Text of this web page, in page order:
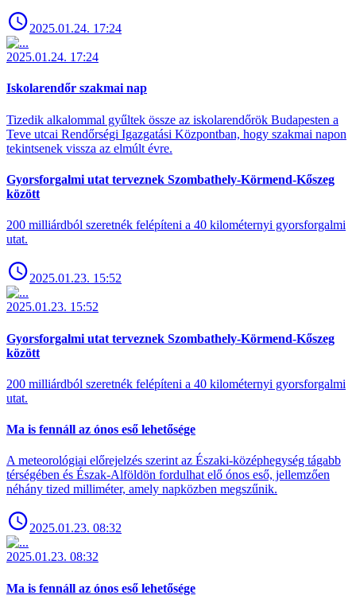
2025.01.24. 17:24
2025.01.24. 17:24
Iskolarendőr szakmai nap
Tizedik alkalommal gyűltek össze az iskolarendőrök Budapesten a
Teve utcai Rendőrségi Igazgatási Központban, hogy szakmai napon
tekintsenek vissza az elmúlt évre.
Gyorsforgalmi utat terveznek Szombathely-Körmend-Kőszeg
között
200 milliárdból szeretnék felépíteni a 40 kilométernyi gyorsforgalmi
utat.
2025.01.23. 15:52
2025.01.23. 15:52
Gyorsforgalmi utat terveznek Szombathely-Körmend-Kőszeg
között
200 milliárdból szeretnék felépíteni a 40 kilométernyi gyorsforgalmi
utat.
Ma is fennáll az ónos eső lehetősége
A meteorológiai előrejelzés szerint az Északi-középhegység tágabb
térségében és Észak-Alföldön fordulhat elő ónos eső, jellemzően
néhány tized milliméter, amely napközben megszűnik.
2025.01.23. 08:32
2025.01.23. 08:32
Ma is fennáll az ónos eső lehetősége